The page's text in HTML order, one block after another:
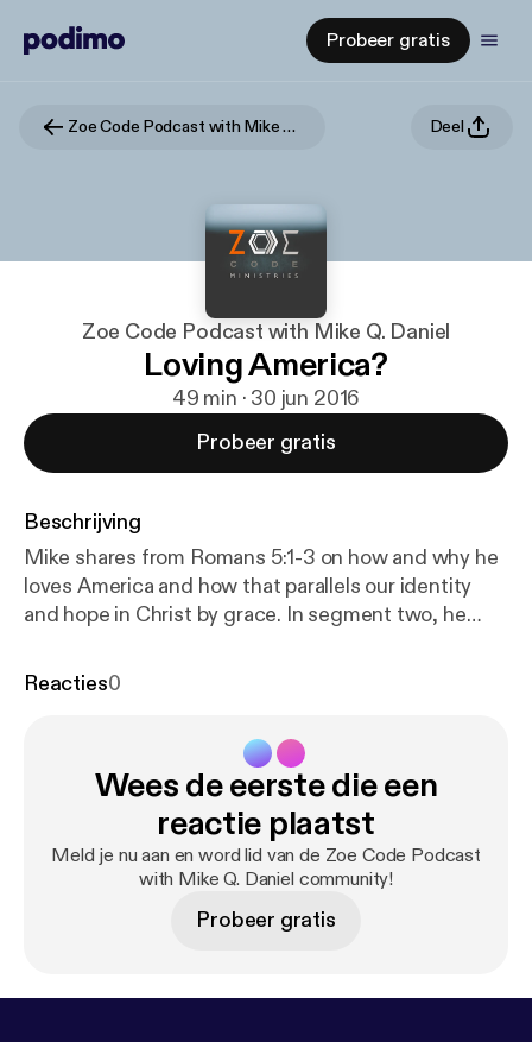
Probeer gratis
Zoe Code Podcast with Mike Q. Daniel Deel
Zoe Code Podcast with Mike Q. Daniel
Loving America?
49 min · 30 jun 2016
Probeer gratis
Beschrijving
Mike shares from Romans 5:1-3 on how and why he
loves America and how that parallels our identity
and hope in Christ by grace. In segment two, he
between God, Jesus, & the Holy Spirit?
Reacties0
Wees de eerste die een
reactie plaatst
Meld je nu aan en word lid van de Zoe Code Podcast
with Mike Q. Daniel community!
Probeer gratis